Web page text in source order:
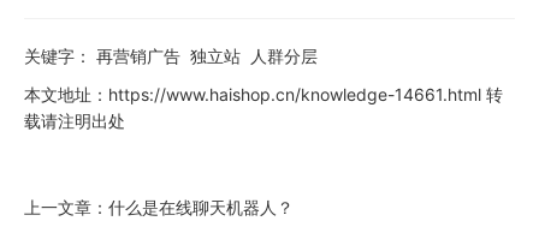
关键字： 再营销广告 独立站
人群分层
本文地址： https://www.haishop.cn/knowledge-14661.html 转
载请注明出处
上一文章： 什么是在线聊天机器人？